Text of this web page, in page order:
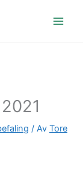
/ Av Tore